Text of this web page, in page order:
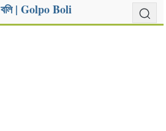
বলি | Golpo Boli